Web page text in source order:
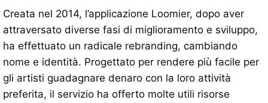
Creata nel 2014, l’applicazione Loomier, dopo aver
attraversato diverse fasi di miglioramento e sviluppo,
ha effettuato un radicale rebranding, cambiando
nome e identità. Progettato per rendere più facile per
gli artisti guadagnare denaro con la loro attività
preferita, il servizio ha offerto molte utili risorse